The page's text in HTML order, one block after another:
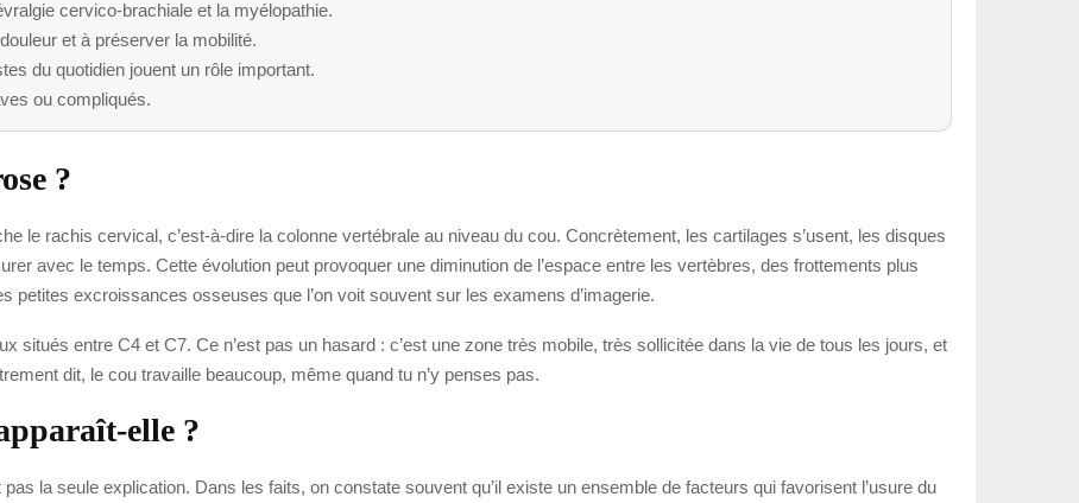
cervico-brachiale et la myélopathie.
et à préserver la mobilité.
du quotidien jouent un rôle important.
ou compliqués.
?
le rachis cervical, c’est-à-dire la colonne vertébrale au niveau du cou. Concrètement, les cartilages s’usent, les disques
avec le temps. Cette évolution peut provoquer une diminution de l’espace entre les vertèbres, des frottements plus
petites excroissances osseuses que l’on voit souvent sur les examens d’imagerie.
situés entre C4 et C7. Ce n’est pas un hasard : c’est une zone très mobile, très sollicitée dans la vie de tous les jours, et
dit, le cou travaille beaucoup, même quand tu n’y penses pas.
elle ?
la seule explication. Dans les faits, on constate souvent qu’il existe un ensemble de facteurs qui favorisent l’usure du